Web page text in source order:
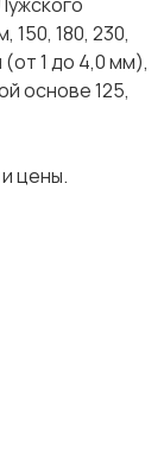
180, 230,
1 до 4,0 мм),
основе 125,
и цены.